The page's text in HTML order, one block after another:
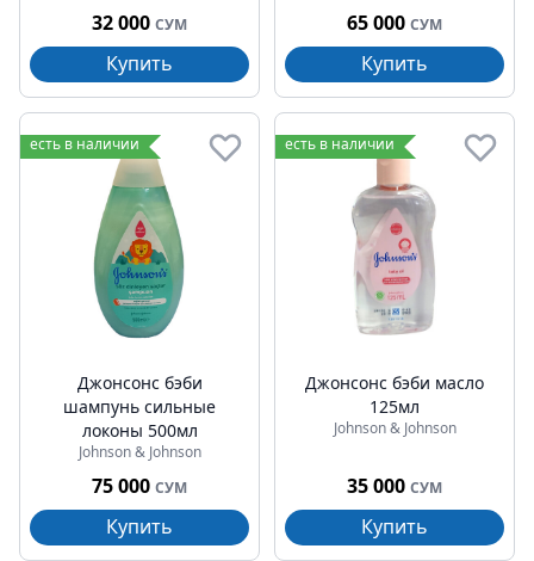
32 000 СУМ
Купить
65 000 СУМ
Купить
есть в наличии
Джонсонс бэби
шампунь сильные
локоны 500мл
Johnson & Johnson
75 000 СУМ
Купить
есть в наличии
Джонсонс бэби масло
125мл
Johnson & Johnson
35 000 СУМ
Купить